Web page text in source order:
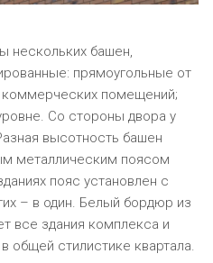
нескольких башен,
прямоугольные от
коммерческих помещений;
Со стороны двора у
высотность башен
металлическим поясом
пояс установлен с
– в один. Белый бордюр из
все здания комплекса и
стилистике квартала.